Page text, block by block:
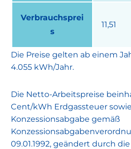
Verbrauchsprei
s
11,51
Die Preise gelten ab einem
4.055 kWh/Jahr.
Die Netto-Arbeitspreise
Cent/kWh Erdgassteuer
Konzessionsabgabe gemäß
09.01.1992, geändert durch